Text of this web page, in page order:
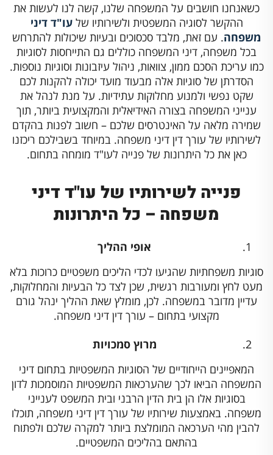
כשאנחנו חושבים על המשפחה שלנו, קשה לנו לעשות את
ההקשר לסוגיה המשפטית ולשירותיו שלעו"ד דיני
משפחה. עם זאת, מלבד סכסוכים ובעיות שיכולות להתרחש
בכל משפחה, דיני המשפחה כוללים גם התייחסות לסוגיות
כמו עריכת הסכם ממון, צוואות, ניהול עיזבונות וסוגיות נוספות.
הסדרתן של סוגיות אלה מבעוד מועד יכולה להקנות לכם
שקט נפשי ולמנוע מחלוקות עתידיות. על מנת לנהל את
ענייני המשפחה בצורה האידיאלית והמקצועית ביותר, תוך
שמירה מלאה על האינטרסים שלכם – חשוב לפנות בהקדם
לשירותיו של עורך דין דיני משפחה. במיוחד בשבילכם ריכזנו
כאן את כל היתרונות של פנייה לעו"ד מומחה בתחום.
פנייה לשירותיו של עו"ד דיני
משפחה – כל היתרונות
אופי ההליך
סוגיות משפחתיות שהגיעו לכדי הליכים משפטיים כרוכות בלא
מעט לחץ ומעורבות רגשית, שכן לצד כל הבעיות והמחלוקות,
עדיין מדובר במשפחה. לכן, מומלץ שאת ההליך ינהל גורם
מקצועי בתחום – עורך דין דיני משפחה.
מרוץ סמכויות
המאפיינים הייחודיים של הסוגיות המשפטיות בתחום דיני
המשפחה הביאו לכך שהערכאות המשפטיות המוסמכות לדון
בסוגיות אלו הן בית הדין הרבני ובית המשפט לענייני
משפחה. באמצעות שירותיו של עורך דין דיני משפחה, תוכלו
להבין מהי הערכאה המומלצת ביותר למקרה שלכם ולפתוח
בהתאם בהליכים המשפטיים.